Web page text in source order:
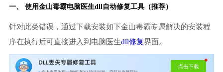
一、 使用金山毒霸电脑医生dll自动修复工具（推荐）
针对此类错误，通过下载安装如下金山毒霸专属解决的安装程
序在执行后可直接进入到电脑医生dll修复界面。